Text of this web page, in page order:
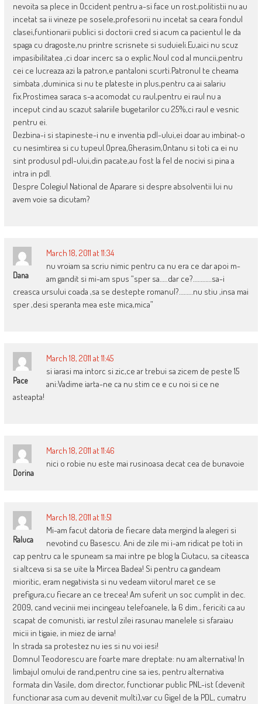
nevoita sa plece in Occident pentru a-si face un rost,politistii nu au
incetat sa ii vineze pe sosele,profesorii nu incetat sa ceara fondul
clasei,funtionarii publici si doctorii cred si acum ca pacientul le da
spaga cu dragoste,nu printre scrisnete si suduieli.Eu,aici nu scuz
impasibilitatea ,ci doar incerc sa o explic.Noul cod al muncii,pentru
cei ce lucreaza azi la patron,e pantaloni scurti.Patronul te cheama
simbata ,duminica si nu te plateste in plus,pentru ca ai salariu
fix.Prostimea saraca s-a acomodat cu raul,pentru ei raul nu a
inceput cind au scazut salariile bugetarilor cu 25%,ci raul e vesnic
pentru ei.
Dezbina-i si stapineste-i nu e inventia pdl-ului,ei doar au imbinat-o
cu nesimtirea si cu tupeul.Oprea,Gherasim,Ontanu si toti ca ei nu
sint produsul pdl-ului,din pacate,au fost la fel de nocivi si pina a
intra in pdl.
Despre Colegiul National de Aparare si despre absolventii lui nu
avem voie sa dicutam?
Dana
March 18, 2011 at 11:34
nu vroiam sa scriu nimic pentru ca nu era ce dar apoi m-
am gandit si mi-am spus “sper sa…..dar ce?…………sa-i
creasca ursului coada ,sa se destepte romanul?………nu stiu ,insa mai
sper ,desi speranta mea este mica,mica”
Pace
March 18, 2011 at 11:45
si iarasi ma intorc si zic,ce ar trebui sa zicem de peste 15
ani:Vadime iarta-ne ca nu stim ce e cu noi si ce ne
asteapta!
Dorina
March 18, 2011 at 11:46
nici o robie nu este mai rusinoasa decat cea de bunavoie
Raluca
March 18, 2011 at 11:51
Mi-am facut datoria de fiecare data mergind la alegeri si
nevotind cu Basescu. Ani de zile mi i-am ridicat pe toti in
cap pentru ca le spuneam sa mai intre pe blog la Ciutacu, sa citeasca
si altceva si sa se uite la Mircea Badea! Si pentru ca gandeam
mioritic, eram negativista si nu vedeam viitorul maret ce se
prefigura,cu fiecare an ce trecea! Am suferit un soc cumplit in dec.
2009, cand vecinii mei incingeau telefoanele, la 6 dim., fericiti ca au
scapat de comunisti, iar restul zilei rasunau manelele si sfaraiau
micii in tigaie, in miez de iarna!
In strada sa protestez nu ies si nu voi iesi!
Domnul Teodorescu are foarte mare dreptate: nu am alternativa! In
limbajul omului de rand,pentru cine sa ies, pentru alternativa
formata din Vasile, dom director, functionar public PNL-ist (devenit
functionar asa cum au devenit multi),var cu Gigel de la PDL, cumatru